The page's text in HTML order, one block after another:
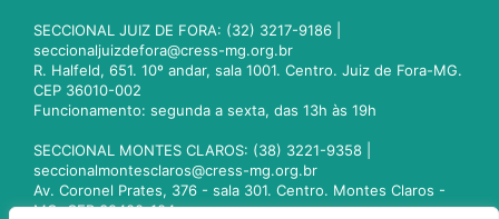
SECCIONAL JUIZ DE FORA: (32) 3217-9186 |
seccionaljuizdefora@cress-mg.org.br
R. Halfeld, 651. 10º andar, sala 1001. Centro. Juiz de Fora-MG.
CEP 36010-002
Funcionamento: segunda a sexta, das 13h às 19h
SECCIONAL MONTES CLAROS: (38) 3221-9358 |
seccionalmontesclaros@cress-mg.org.br
Av. Coronel Prates, 376 - sala 301. Centro. Montes Claros -
MG. CEP 39400-104